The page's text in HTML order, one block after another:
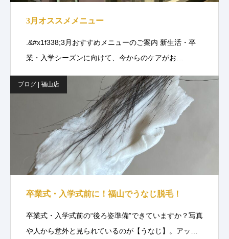
3月オススメメニュー
.&#x1f338;3月おすすめメニューのご案内 新生活・卒
業・入学シーズンに向けて、今からのケアがお…
ブログ | 福山店
卒業式・入学式前に！福山でうなじ脱毛！
卒業式・入学式前の“後ろ姿準備”できていますか？写真
や人から意外と見られているのが【うなじ】。アッ…